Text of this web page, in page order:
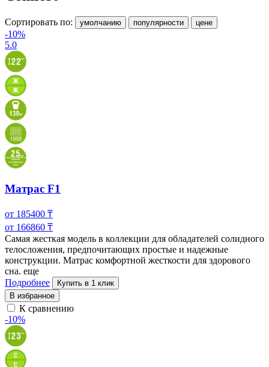
Сортировать по: умолчанию популярности цене
-10%
5.0
Матрас F1
от 185400 ₸
от 166860 ₸
Самая жесткая модель в коллекции для обладателей солидного
телосложения, предпочитающих простые и надежные
конструкции. Матрас комфортной жесткости для здорового
сна. еще
Подробнее
Купить в 1 клик
В избранное
К сравнению
-10%